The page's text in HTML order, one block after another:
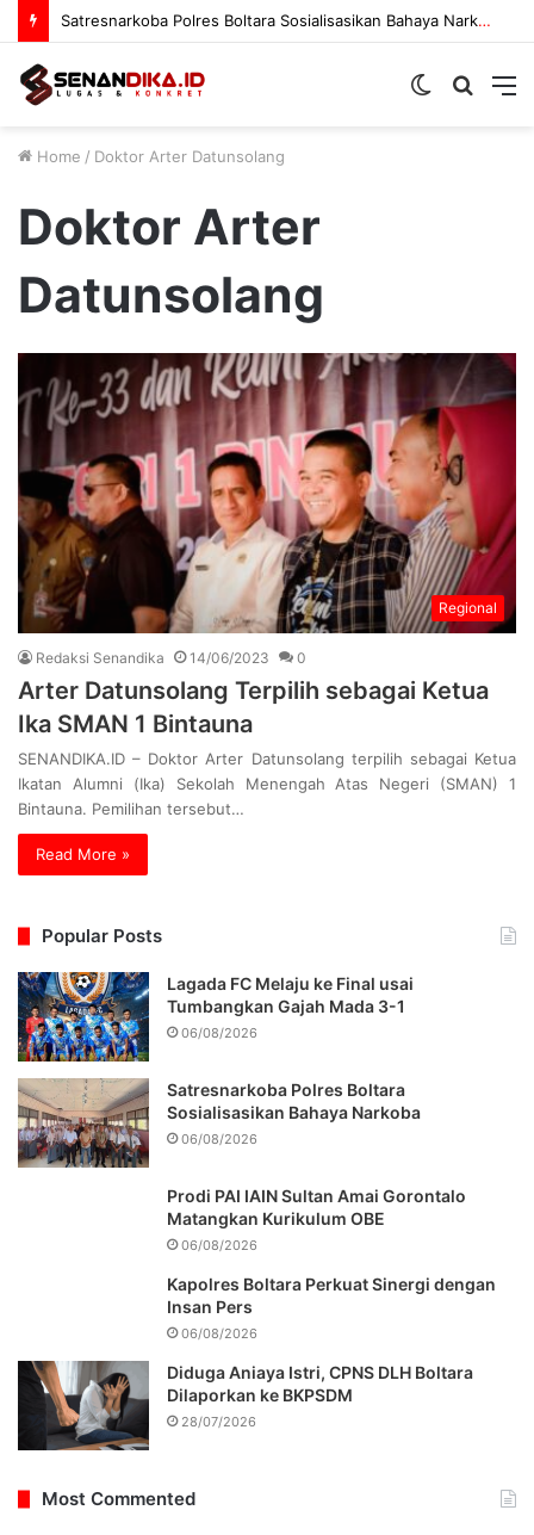
Satresnarkoba Polres Boltara Sosialisasikan Bahaya Narkoba
Search
Switch
Home / Doktor Arter Datunsolang
Doktor Arter
Datunsolang
Regional
Redaksi Senandika 14/06/2023 0
Arter Datunsolang Terpilih sebagai Ketua
Ika SMAN 1 Bintauna
SENANDIKA.ID – Doktor Arter Datunsolang terpilih sebagai Ketua
Ikatan Alumni (Ika) Sekolah Menengah Atas Negeri (SMAN) 1
Bintauna. Pemilihan tersebut…
Read More »
Popular Posts
Lagada FC Melaju ke Final usai
Tumbangkan Gajah Mada 3-1
06/08/2026
Satresnarkoba Polres Boltara
Sosialisasikan Bahaya Narkoba
06/08/2026
Prodi PAI IAIN Sultan Amai Gorontalo
Matangkan Kurikulum OBE
06/08/2026
Kapolres Boltara Perkuat Sinergi dengan
Insan Pers
06/08/2026
Diduga Aniaya Istri, CPNS DLH Boltara
Dilaporkan ke BKPSDM
28/07/2026
Most Commented